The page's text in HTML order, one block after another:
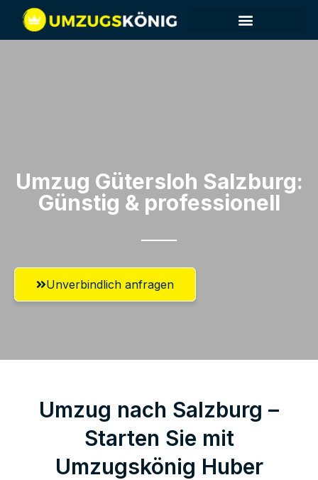
Umzug Gütersloh​ Salzburg:
Günstig & professionell​
Unverbindlich anfragen
Umzug nach Salzburg –
Starten Sie mit
Umzugskönig Huber